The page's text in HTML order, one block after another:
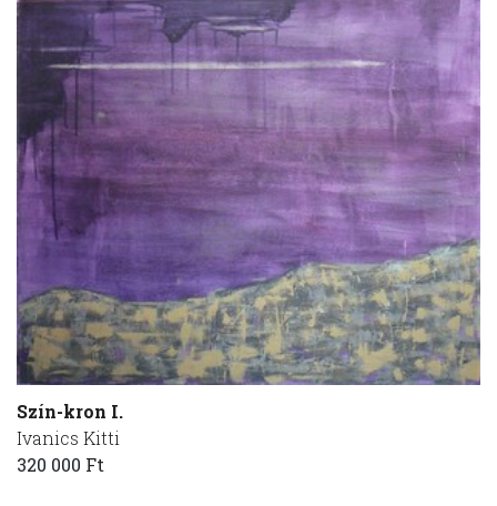
Szín-kron I.
Ivanics Kitti
320 000 Ft